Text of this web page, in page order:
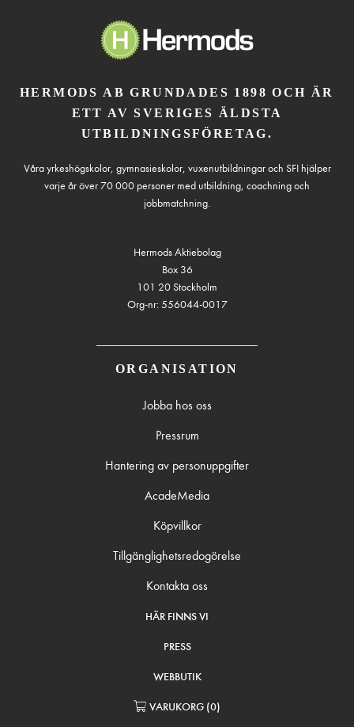
HERMODS AB GRUNDADES 1898 OCH ÄR
ETT AV SVERIGES ÄLDSTA
UTBILDNINGSFÖRETAG.
Våra yrkeshögskolor, gymnasieskolor, vuxenutbildningar och SFI hjälper
varje år över 70 000 personer med utbildning, coachning och
jobbmatchning.
Hermods Aktiebolag
Box 36
101 20 Stockholm
Org-nr: 556044-0017
ORGANISATION
Jobba hos oss
Pressrum
Hantering av personuppgifter
AcadeMedia
Köpvillkor
Tillgänglighetsredogörelse
Kontakta oss
HÄR FINNS VI
PRESS
WEBBUTIK
VARUKORG (0)